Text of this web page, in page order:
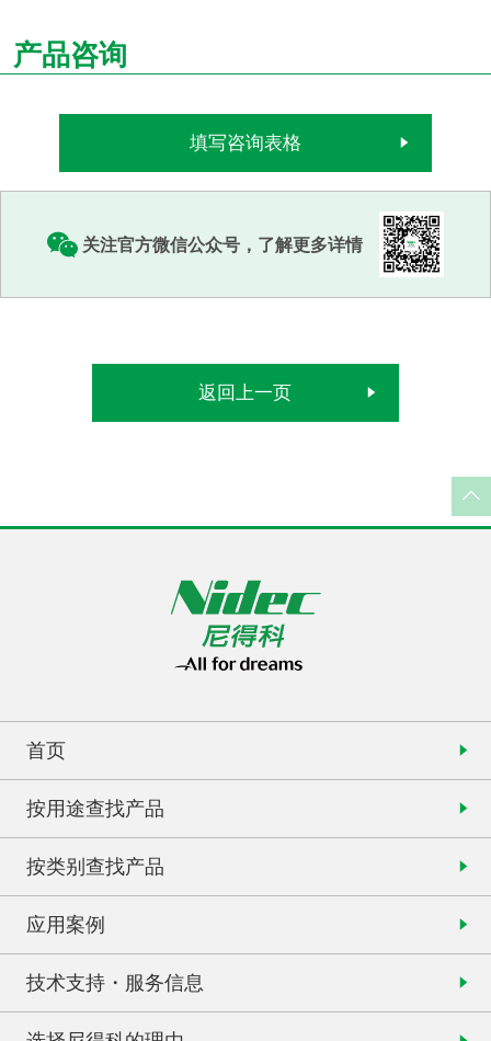
产品咨询
填写咨询表格
关注官方微信公众号，了解更多详情
返回上一页
首页
按用途查找产品
按类别查找产品
应用案例
技术支持・服务信息